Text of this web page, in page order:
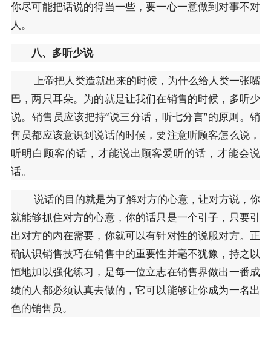
你尽可能把话说的得当一些，要一心一意做到对事不对
人。
八、多听少说
上帝把人类造就出来的时候，为什么给人类一张嘴
巴，两只耳朵。为的就是让我们在销售的时候，多听少
说。销售员应该把持“说三分话，听七分言”的原则。销
售员都应该意识到说话的时候，要注意听顾客怎么说，
听明白顾客的话，才能说出顾客爱听的话，才能会说
话。
说话的目的就是为了解对方的心意，让对方说，你
就能够抓住对方的心意，你的话只是一个引子，只要引
出对方的内在需要，你就可以有针对性的说服对方。正
确认识销售技巧在销售中的重要性并毫不犹豫，持之以
恒地加以强化练习，是每一位立志在销售界做出一番成
绩的人都必须认真去做的，它可以能够让你成为一名出
色的销售员。